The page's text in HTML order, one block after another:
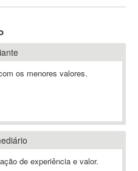
os menores valores.
de experiência e valor.